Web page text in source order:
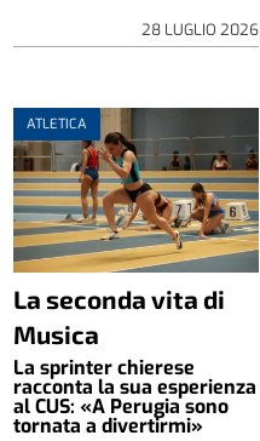
28 LUGLIO 2026
ATLETICA
La seconda vita di
Musica
La sprinter chierese
racconta la sua esperienza
al CUS: «A Perugia sono
tornata a divertirmi»